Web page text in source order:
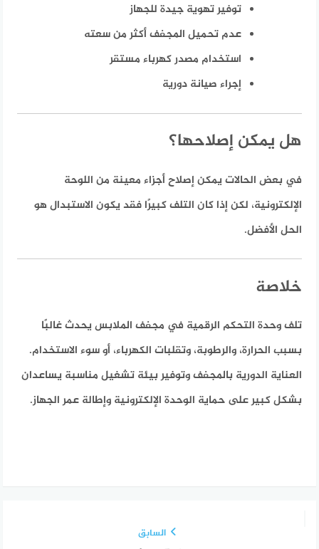
توفير تهوية جيدة للجهاز
عدم تحميل المجفف أكثر من سعته
استخدام مصدر كهرباء مستقر
إجراء صيانة دورية
هل يمكن إصلاحها؟
في بعض الحالات يمكن إصلاح أجزاء معينة من اللوحة
الإلكترونية، لكن إذا كان التلف كبيرًا فقد يكون الاستبدال هو
الحل الأفضل.
خلاصة
تلف وحدة التحكم الرقمية في مجفف الملابس يحدث غالبًا
بسبب الحرارة، والرطوبة، وتقلبات الكهرباء، أو سوء الاستخدام.
العناية الدورية بالمجفف وتوفير بيئة تشغيل مناسبة يساعدان
بشكل كبير على حماية الوحدة الإلكترونية وإطالة عمر الجهاز.
السابق